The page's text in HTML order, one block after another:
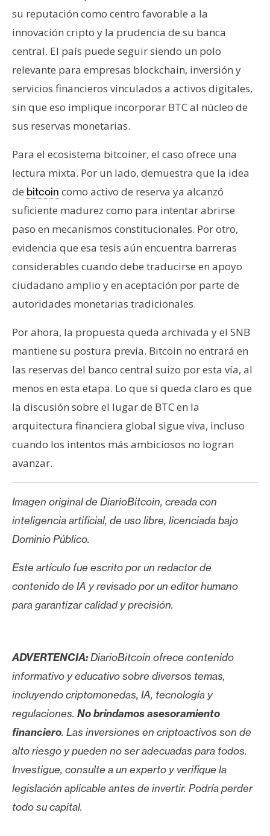
su reputación como centro favorable a la
innovación cripto y la prudencia de su banca
central. El país puede seguir siendo un polo
relevante para empresas blockchain, inversión y
servicios financieros vinculados a activos digitales,
sin que eso implique incorporar BTC al núcleo de
sus reservas monetarias.
Para el ecosistema bitcoiner, el caso ofrece una
lectura mixta. Por un lado, demuestra que la idea
de bitcoin como activo de reserva ya alcanzó
suficiente madurez como para intentar abrirse
paso en mecanismos constitucionales. Por otro,
evidencia que esa tesis aún encuentra barreras
considerables cuando debe traducirse en apoyo
ciudadano amplio y en aceptación por parte de
autoridades monetarias tradicionales.
Por ahora, la propuesta queda archivada y el SNB
mantiene su postura previa. Bitcoin no entrará en
las reservas del banco central suizo por esta vía, al
menos en esta etapa. Lo que sí queda claro es que
la discusión sobre el lugar de BTC en la
arquitectura financiera global sigue viva, incluso
cuando los intentos más ambiciosos no logran
avanzar.
Imagen original de DiarioBitcoin, creada con
inteligencia artificial, de uso libre, licenciada bajo
Dominio Público.
Este artículo fue escrito por un redactor de
contenido de IA y revisado por un editor humano
para garantizar calidad y precisión.
ADVERTENCIA:DiarioBitcoin ofrece contenido
informativo y educativo sobre diversos temas,
incluyendo criptomonedas, IA, tecnología y
regulaciones. No brindamos asesoramiento
financiero. Las inversiones en criptoactivos son de
alto riesgo y pueden no ser adecuadas para todos.
Investigue, consulte a un experto y verifique la
legislación aplicable antes de invertir. Podría perder
todo su capital.